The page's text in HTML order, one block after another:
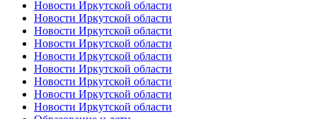
Новости Иркутской области
Новости Иркутской области
Новости Иркутской области
Новости Иркутской области
Новости Иркутской области
Новости Иркутской области
Новости Иркутской области
Новости Иркутской области
Новости Иркутской области